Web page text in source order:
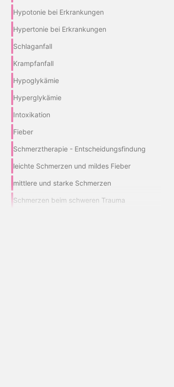
Hypotonie bei Erkrankungen
Hypertonie bei Erkrankungen
Schlaganfall
Krampfanfall
Hypoglykämie
Hyperglykämie
Intoxikation
Fieber
Schmerztherapie - Entscheidungsfindung
leichte Schmerzen und mildes Fieber
mittlere und starke Schmerzen
Schmerzen beim schweren Trauma